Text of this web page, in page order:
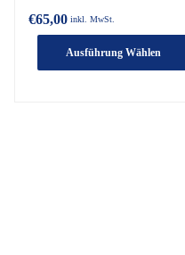
€65,00 inkl. MwSt.
Ausführung Wählen